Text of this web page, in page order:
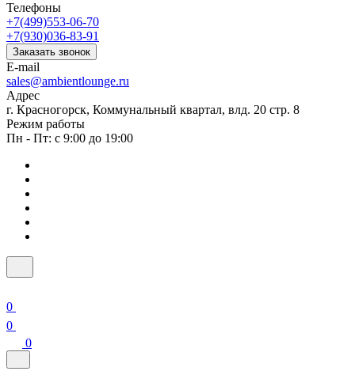
Телефоны
+7(499)553-06-70
+7(930)036-83-91
Заказать звонок
E-mail
sales@ambientlounge.ru
Адрес
г. Красногорск, Коммунальный квартал, влд. 20 стр. 8
Режим работы
Пн - Пт: с 9:00 до 19:00
0
0
0